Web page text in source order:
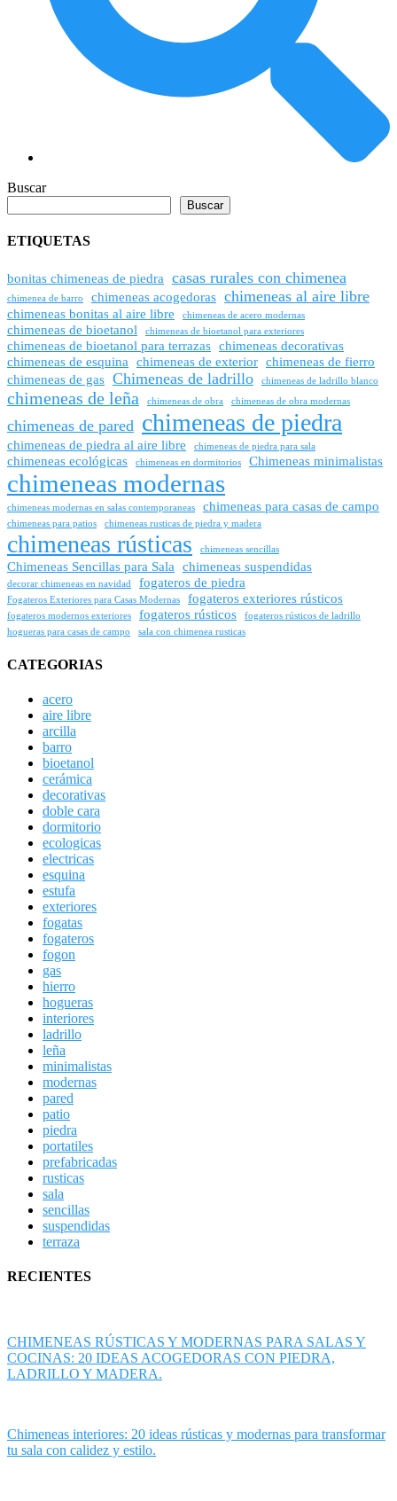
Buscar
Buscar
ETIQUETAS
bonitas chimeneas de piedra casas rurales con chimenea
chimenea de barro chimeneas acogedoras chimeneas al aire libre
chimeneas bonitas al aire libre chimeneas de acero modernas
chimeneas de bioetanol chimeneas de bioetanol para exteriores
chimeneas de bioetanol para terrazas chimeneas decorativas
chimeneas de esquina
chimeneas de exterior chimeneas de fierro
chimeneas de gas Chimeneas de ladrillo chimeneas de ladrillo blanco
chimeneas de leña chimeneas de obra chimeneas de obra modernas
chimeneas de pared chimeneas de piedra
chimeneas de piedra al aire libre chimeneas de piedra para sala
chimeneas ecológicas chimeneas en dormitorios Chimeneas minimalistas
chimeneas modernas
chimeneas modernas en salas contemporaneas chimeneas para casas de campo
chimeneas para patios chimeneas rusticas de piedra y madera
chimeneas rústicas chimeneas sencillas
Chimeneas Sencillas para Sala chimeneas suspendidas
decorar chimeneas en navidad fogateros de piedra
Fogateros Exteriores para Casas Modernas fogateros exteriores rústicos
fogateros modernos exteriores fogateros rústicos
fogateros rústicos de ladrillo
hogueras para casas de campo
sala con chimenea rusticas
CATEGORIAS
acero
aire libre
arcilla
barro
bioetanol
cerámica
decorativas
doble cara
dormitorio
ecologicas
electricas
esquina
estufa
exteriores
fogatas
fogateros
fogon
gas
hierro
hogueras
interiores
ladrillo
leña
minimalistas
modernas
pared
patio
piedra
portatiles
prefabricadas
rusticas
sala
sencillas
suspendidas
terraza
RECIENTES
CHIMENEAS RÚSTICAS Y MODERNAS PARA SALAS Y
COCINAS: 20 IDEAS ACOGEDORAS CON PIEDRA,
LADRILLO Y MADERA.
Chimeneas interiores: 20 ideas rústicas y modernas para transformar
tu sala con calidez y estilo.